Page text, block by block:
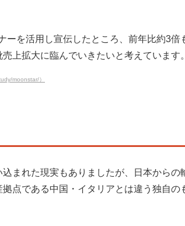
ーを活用し宣伝したところ、前年比約3
上拡大に臨んでいきたいと考えています。
moonstar/）
まれた現実もありましたが、日本から
点である中国・イタリアとは違う独自